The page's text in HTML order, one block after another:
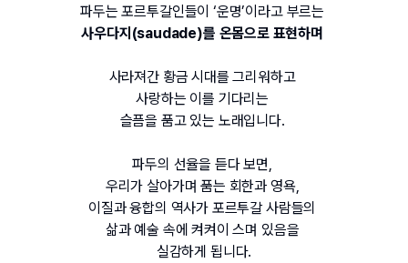
파두는 포르투갈인들이 ‘운명’이라고 부르는
사우다지 (saudade)를 온몸으로 표현하며
사라져간 황금 시대를 그리워하고
사랑하는 이를 기다리는
슬픔을 품고 있는 노래입니다.
파두의 선율을 듣다 보면
우리가 살아가며 품는 회한과 영욕,
이질과 융합의 역사가 포르투갈 사람들의
삶과 예술 속에 켜켜이 스며 있음을
실감하게 됩니다.